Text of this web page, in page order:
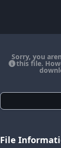
Sorry, you
this file.
File